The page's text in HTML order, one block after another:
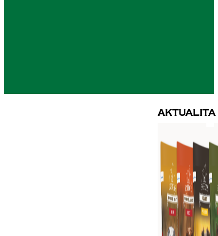
Aktualita